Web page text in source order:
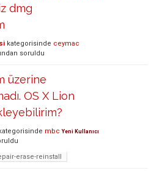
dmg
kategorisinde ceymac
soruldu
üzerine
OS X Lion
mbc Yeni Kullanıcı
erase-reinstall